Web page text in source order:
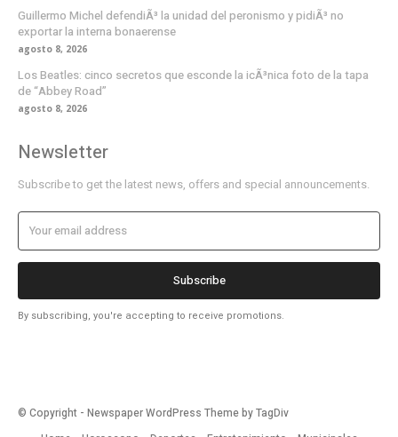
Guillermo Michel defendiÃ³ la unidad del peronismo y pidiÃ³ no
exportar la interna bonaerense
agosto 8, 2026
Los Beatles: cinco secretos que esconde la icÃ³nica foto de la tapa
de “Abbey Road”
agosto 8, 2026
Newsletter
Subscribe to get the latest news, offers and special announcements.
Subscribe
By subscribing, you're accepting to receive promotions.
© Copyright - Newspaper WordPress Theme by TagDiv